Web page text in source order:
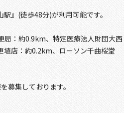
』(徒歩48分)が利用可能です。
局：約0.9km、特定医療法人財団大西
店：約0.2km、ローソン千曲桜堂
募集しております。